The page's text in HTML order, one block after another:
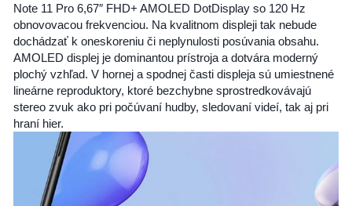
Note 11 Pro 6,67″ FHD+ AMOLED DotDisplay so 120 Hz
obnovovacou frekvenciou. Na kvalitnom displeji tak nebude
dochádzať k oneskoreniu či neplynulosti posúvania obsahu.
AMOLED displej je dominantou prístroja a dotvára moderný
plochý vzhľad. V hornej a spodnej časti displeja sú umiestnené
lineárne reproduktory, ktoré bezchybne sprostredkovávajú
stereo zvuk ako pri počúvaní hudby, sledovaní videí, tak aj pri
hraní hier.